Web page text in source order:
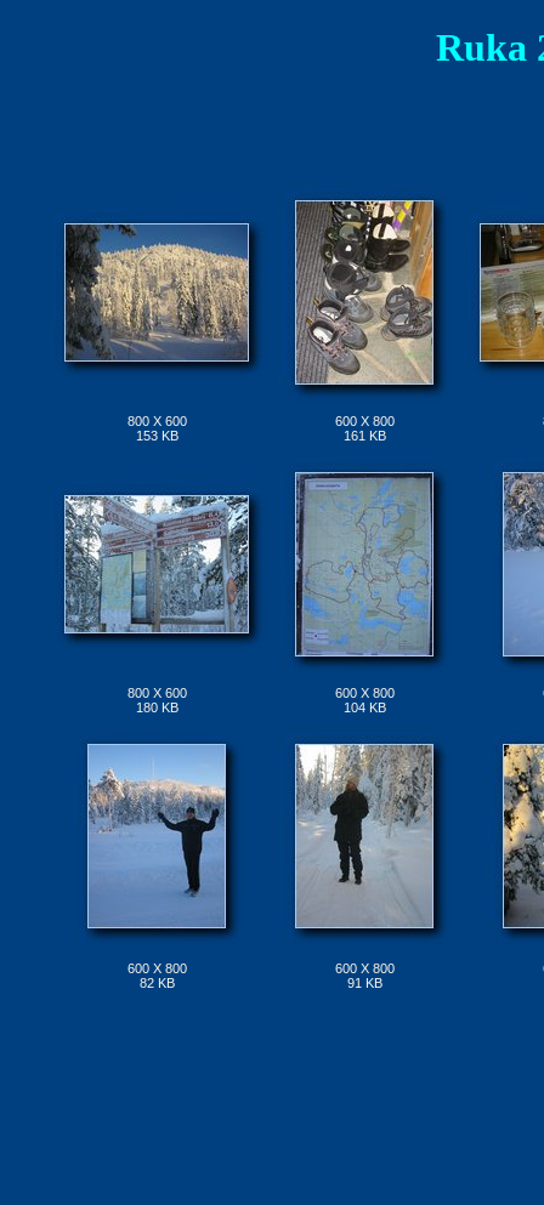
Ruka
800 X 600
153 KB
600 X 800
161 KB
800 X 600
180 KB
600 X 800
104 KB
600 X 800
82 KB
600 X 800
91 KB